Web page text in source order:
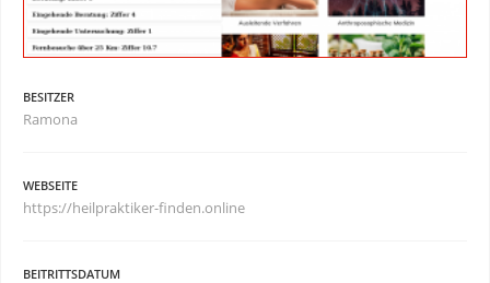
BESITZER
Ramona
WEBSEITE
https://heilpraktiker-finden.online
BEITRITTSDATUM